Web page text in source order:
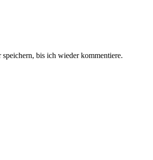
bis ich wieder kommentiere.